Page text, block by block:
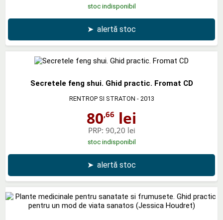
stoc indisponibil
➤ alertă stoc
Secretele feng shui. Ghid practic. Fromat CD
RENTROP SI STRATON - 2013
80,66 lei
PRP: 90,20 lei
stoc indisponibil
➤ alertă stoc